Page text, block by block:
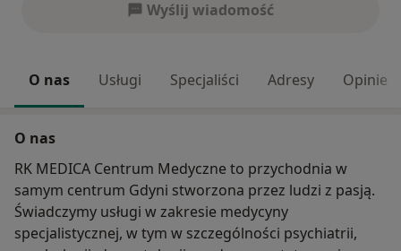
Wyślij wiadomość
O nas Usługi Specjaliści Adresy Opinie
O nas
RK MEDICA Centrum Medyczne to przychodnia w
samym centrum Gdyni stworzona przez ludzi z pasją.
Świadczymy usługi w zakresie medycyny
specjalistycznej, w tym w szczególności psychiatrii,